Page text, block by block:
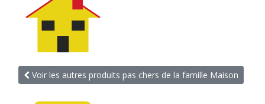
Voir les autres produits pas chers de la famille Maison